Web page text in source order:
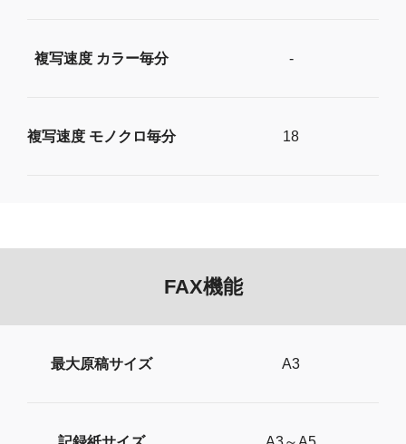
複写速度 カラー毎分 -
複写速度 モノクロ毎分 18
FAX機能
最大原稿サイズ A3